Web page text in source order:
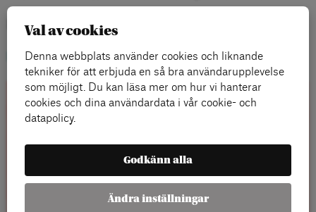
Läs rapporten
Ladda ned Latinamerika, vänstern, framtiden (pdf)
Rapporter
Val av cookies
Denna webbplats använder cookies och liknande
tekniker för att erbjuda en så bra användarupplevelse
som möjligt. Du kan läsa mer om hur vi hanterar
cookies och dina användardata i vår cookie- och
datapolicy.
Godkänn alla
Ändra inställningar